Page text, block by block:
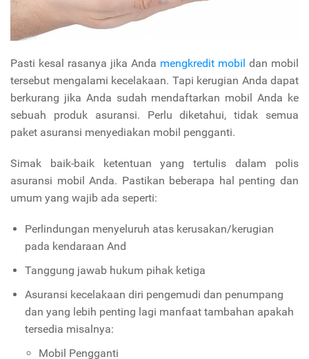
Pasti kesal rasanya jika Anda mengkredit mobil dan mobil
tersebut mengalami kecelakaan. Tapi kerugian Anda dapat
berkurang jika Anda sudah mendaftarkan mobil Anda ke
sebuah produk asuransi. Perlu diketahui, tidak semua
paket asuransi menyediakan mobil pengganti.
Simak baik-baik ketentuan yang tertulis dalam polis
asuransi mobil Anda. Pastikan beberapa hal penting dan
umum yang wajib ada seperti:
Perlindungan menyeluruh atas kerusakan/kerugian
pada kendaraan And
Tanggung jawab hukum pihak ketiga
Asuransi kecelakaan diri pengemudi dan penumpang
dan yang lebih penting lagi manfaat tambahan apakah
tersedia misalnya:
Mobil Pengganti